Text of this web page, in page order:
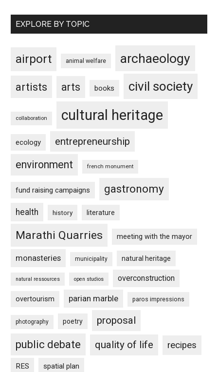
EXPLORE BY TOPIC
airport animal welfare archaeology
artists arts books civil society
collaboration cultural heritage
ecology entrepreneurship
environment french monument
fund raising campaigns gastronomy
health history literature
Marathi Quarries meeting with the mayor
monasteries municipality natural heritage
natural ressources open studios overconstruction
overtourism parian marble paros impressions
photography poetry proposal
public debate quality of life recipes
RES spatial plan